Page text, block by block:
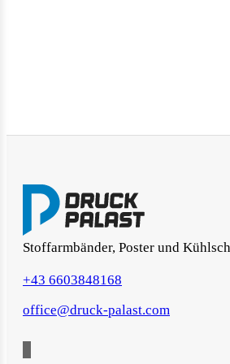
Stoffarmbänder, Poster und
+43 6603848168
office@druck-palast.com